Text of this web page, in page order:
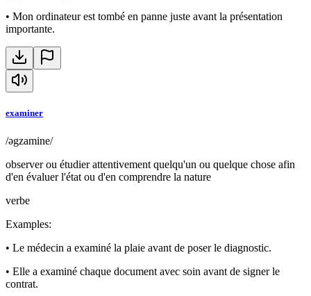
• Mon ordinateur est tombé en panne juste avant la présentation
importante.
examiner
/əgzamine/
observer ou étudier attentivement quelqu'un ou quelque chose afin
d'en évaluer l'état ou d'en comprendre la nature
verbe
Examples:
• Le médecin a examiné la plaie avant de poser le diagnostic.
• Elle a examiné chaque document avec soin avant de signer le
contrat.